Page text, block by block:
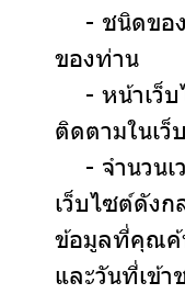
- ชนิดของ
ของท่าน
- หน้าเว็บ
ติดตามในเว็
- จำนวนเ
เว็บไซต์ดังก
ข้อมูลที่คุณค้น
และวันที่เข้